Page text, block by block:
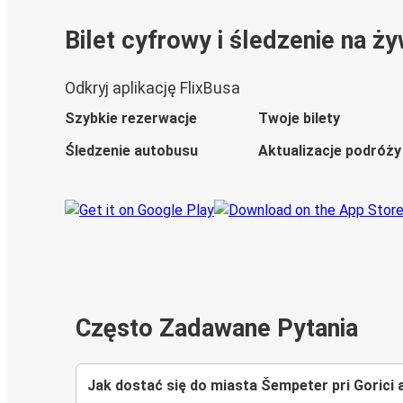
Bilet cyfrowy i śledzenie na
Odkryj aplikację FlixBusa
Szybkie rezerwacje
Twoje bilety
Śledzenie autobusu
Aktualizacje podróży
Często Zadawane Pytania
Jak dostać się do miasta Šempeter pri Gorici